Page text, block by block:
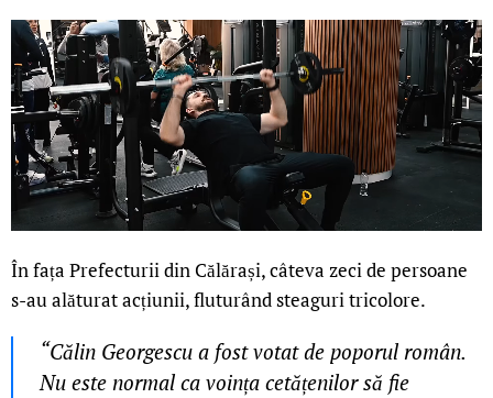
În fața Prefecturii din Călărași, câteva zeci de persoane
s-au alăturat acțiunii, fluturând steaguri tricolore.
“Călin Georgescu a fost votat de poporul român.
Nu este normal ca voința cetățenilor să fie